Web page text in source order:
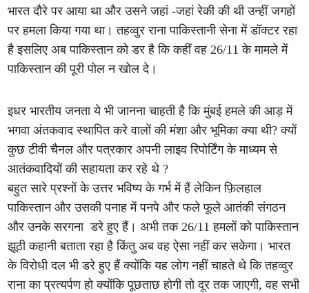
भारत दौरे पर आया था और उसने जहां -जहां रेकी की थी उन्हीं जगहों
पर हमला किया गया था। तहव्वुर राना पाकिस्तानी सेना में डॉक्टर रहा
है इसलिए अब पाकिस्तान को डर है कि कहीं वह 26/11 के मामले में
पाकिस्तान की पूरी पोल न खोल दे।
इधर भारतीय जनता ये भी जानना चाहती है कि मुंबई हमले की आड़ में
भगवा अंतकवाद स्थापित करे वालों की मंशा और भूमिका क्या थी? क्यों
कुछ टीवी चैनल और पत्रकार अपनी लाइव रिपोर्टिंग के माध्यम से
आतंकवादियों की सहायता कर रहे थे ?
बहुत सारे प्रश्नों के उत्तर भविष्य के गर्भ में हैं लेकिन फ़िलहाल
पाकिस्तान और उसकी पनाह में पनपे और फले फूले आतंकी संगठन
और उनके सरगना डरे हुए हैं। अभी तक 26/11 हमलों को पाकिस्तान
झूठी कहानी बताता रहा है किंतु अब वह ऐसा नहीं कर सकेगा। भारत
के विरोधी दल भी डरे हुए हैं क्योंकि यह लोग नहीं चाहते थे कि तहव्वुर
राना का प्रत्यर्पण हो क्योंकि पूछताछ होगी तो दूर तक जाएगी, वह सभी